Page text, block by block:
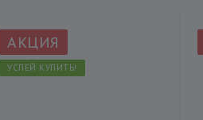
АКЦИЯ
УСПЕЙ КУПИТЬ!